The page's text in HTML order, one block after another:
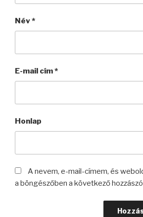
Név*
E-mail cím*
Honlap
A nevem, e-mail-címem, és
a böngészőben a következő